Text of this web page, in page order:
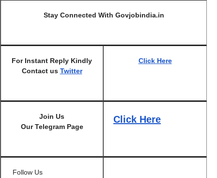
Stay Connected With Govjobindia.in
For Instant Reply Kindly
Contact us Twitter
Click Here
Join Us
Our TelegramPage
Click Here
Follow Us